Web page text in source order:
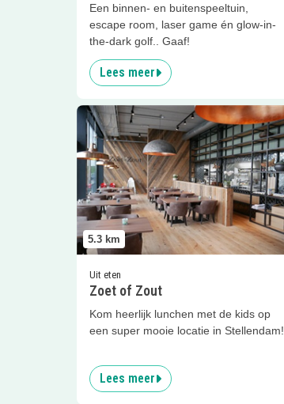
Een binnen- en buitenspeeltuin,
escape room, laser game én glow-in-
the-dark golf.. Gaaf!
Lees meer
5.3 km
Uit eten
Zoet of Zout
Kom heerlijk lunchen met de kids op
een super mooie locatie in Stellendam!
Lees meer
Lees meer Zoet of Zout